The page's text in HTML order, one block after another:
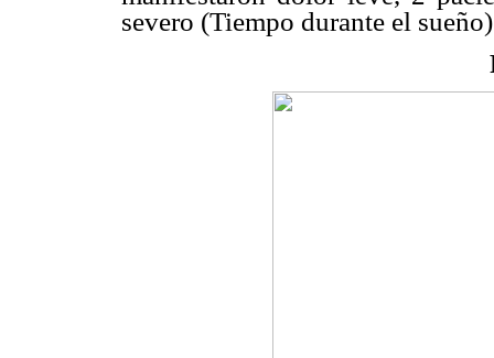
severo (Tiempo durante el